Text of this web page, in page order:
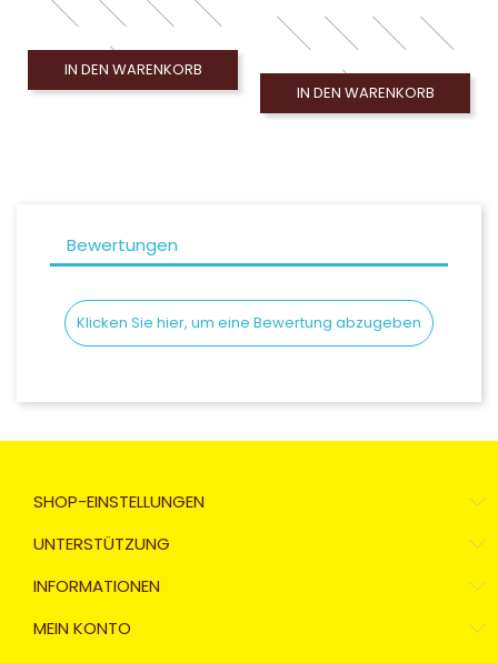
IN DEN WARENKORB
IN DEN WARENKORB
Bewertungen
Klicken Sie hier, um eine Bewertung abzugeben
SHOP-EINSTELLUNGEN
UNTERSTÜTZUNG
INFORMATIONEN
MEIN KONTO